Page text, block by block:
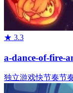
★ 3.3
a-dance-of-fire-
独立游戏快节奏节